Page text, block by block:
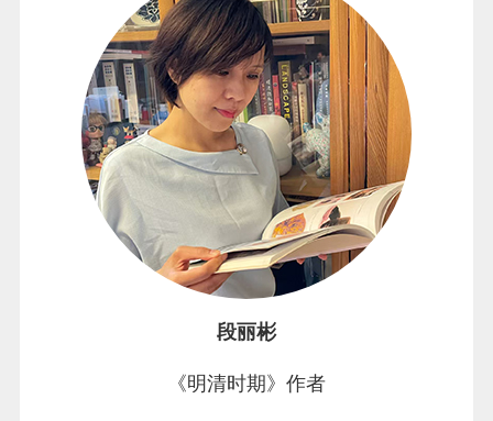
段丽彬
《明清时期》作者